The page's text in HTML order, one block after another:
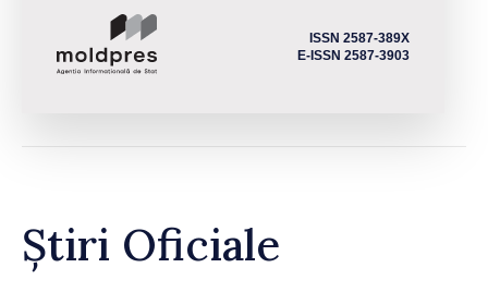
ISSN 2587-389X
E-ISSN 2587-3903
Știri Oficiale